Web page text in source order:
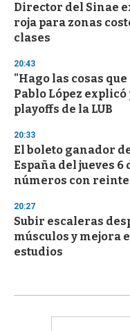
Director del Sinae
roja para zonas
clases
20:43
"Hago las cosas
Pablo López
playoffs de la LUB
20:33
El boleto ganador
España del jueves 6
números con
20:27
Subir escaleras
músculos y mejora
estudios